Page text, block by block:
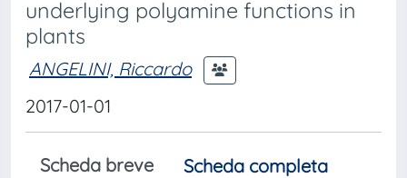
underlying polyamine functions in
plants
ANGELINI, Riccardo
2017-01-01
Scheda breve
Scheda completa